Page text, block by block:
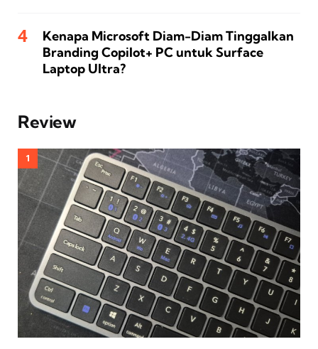
Kenapa Microsoft Diam-Diam Tinggalkan
Branding Copilot+ PC untuk Surface
Laptop Ultra?
Review